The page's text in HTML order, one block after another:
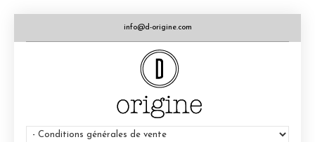
info@d-origine.com